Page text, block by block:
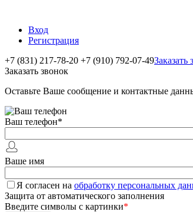
Вход
Регистрация
+7 (831) 217-78-20 +7 (910) 792-07-49Заказать
Заказать звонок
Оставьте Ваше сообщение и контактные
Ваш телефон*
Ваше имя
Я согласен на обработку персональных
Защита от автоматического заполнения
Введите символы с картинки*